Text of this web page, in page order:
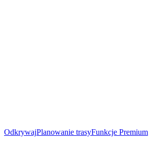
OdkrywajPlanowanie trasyFunkcje Premium